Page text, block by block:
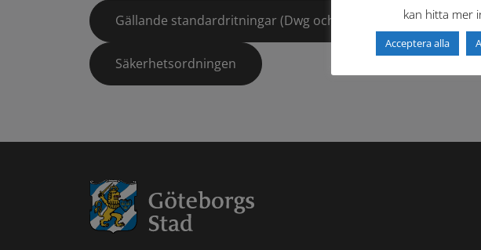
Gällande standardritningar (Dwg och pdf)
Säkerhetsordningen
kan hitta mer
Acceptera alla